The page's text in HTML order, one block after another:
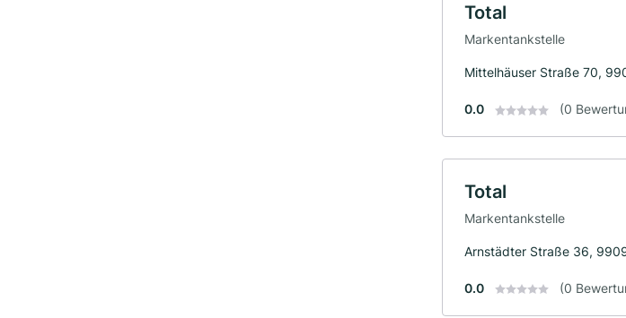
Total
Markentankstelle
Mittelhäuser Straße 70,
0.0 (0
Total
Markentankstelle
Arnstädter Straße 36,
0.0 (0